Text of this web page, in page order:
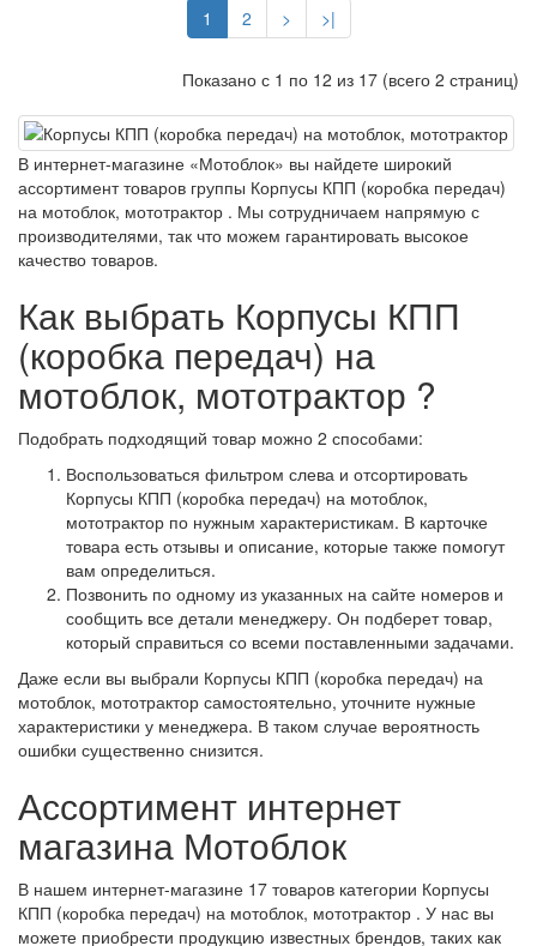
1 2 > >|
Показано с 1 по 12 из 17 (всего 2 страниц)
В интернет-магазине «Мотоблок» вы найдете широкий
ассортимент товаров группы Корпусы КПП (коробка передач)
на мотоблок, мототрактор . Мы сотрудничаем напрямую с
производителями, так что можем гарантировать высокое
качество товаров.
Как выбрать Корпусы КПП
(коробка передач) на
мотоблок, мототрактор ?
Подобрать подходящий товар можно 2 способами:
Воспользоваться фильтром слева и отсортировать
Корпусы КПП (коробка передач) на мотоблок,
мототрактор по нужным характеристикам. В карточке
товара есть отзывы и описание, которые также помогут
вам определиться.
Позвонить по одному из указанных на сайте номеров и
сообщить все детали менеджеру. Он подберет товар,
который справиться со всеми поставленными задачами.
Даже если вы выбрали Корпусы КПП (коробка передач) на
мотоблок, мототрактор самостоятельно, уточните нужные
характеристики у менеджера. В таком случае вероятность
ошибки существенно снизится.
Ассортимент интернет
магазина Мотоблок
В нашем интернет-магазине 17 товаров категории Корпусы
КПП (коробка передач) на мотоблок, мототрактор . У нас вы
можете приобрести продукцию известных брендов, таких как